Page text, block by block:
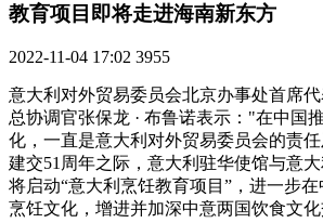
教育项目即将走进海南新东方
2022-11-04 17:02 3955
意大利对外贸易委员会北京办事处首席
总协调官张保龙 · 布鲁诺表示："在中国
化，一直是意大利对外贸易委员会的责
建交51周年之际，意大利驻华使馆与意
将启动“意大利烹饪教育项目”，进一步
烹饪文化，增进并加深中意两国饮食文化